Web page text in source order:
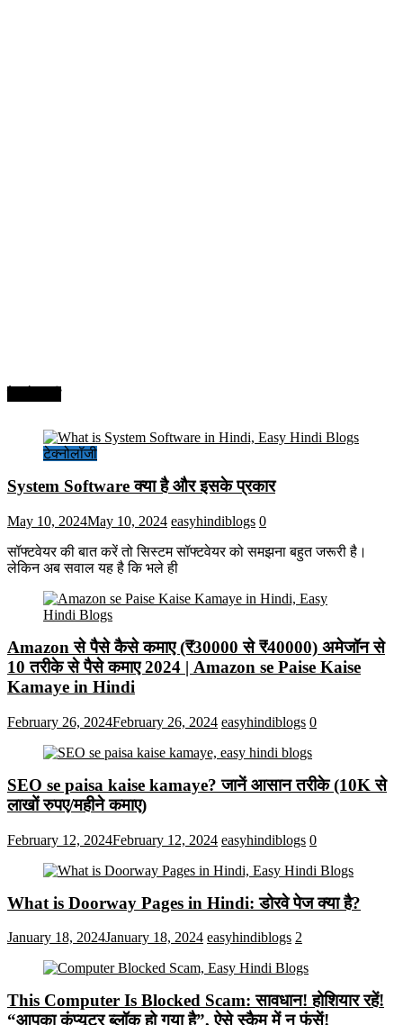
टेक्नोलॉजी
System Software क्या है और इसके प्रकार
May 10, 2024May 10, 2024 easyhindiblogs 0
सॉफ्टवेयर की बात करें तो सिस्टम सॉफ्टवेयर को समझना बहुत जरूरी है।
लेकिन अब सवाल यह है कि भले ही
Amazon से पैसे कैसे कमाए (₹30000 से ₹40000) अमेजॉन से
10 तरीके से पैसे कमाए 2024 | Amazon se Paise Kaise
Kamaye in Hindi
February 26, 2024February 26, 2024 easyhindiblogs 0
SEO se paisa kaise kamaye? जानें आसान तरीके (10K से
लाखों रुपए/महीने कमाए)
February 12, 2024February 12, 2024 easyhindiblogs 0
What is Doorway Pages in Hindi: डोरवे पेज क्या है?
January 18, 2024January 18, 2024 easyhindiblogs 2
This Computer Is Blocked Scam: सावधान! होशियार रहें!
“आपका कंप्यूटर ब्लॉक हो गया है”, ऐसे स्कैम में न फंसें!